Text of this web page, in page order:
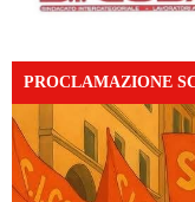
PROCLAMAZIONE